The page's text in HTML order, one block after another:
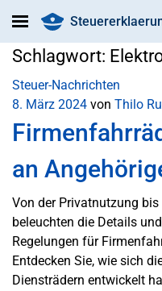
Schlagwort:
Steuer-Nachrichten
8. März 2024 von Thilo
an
Von der Privatnutzung
beleuchten die Details
Regelungen für
Entdecken Sie, wie sich
Diensträdern entwickelt